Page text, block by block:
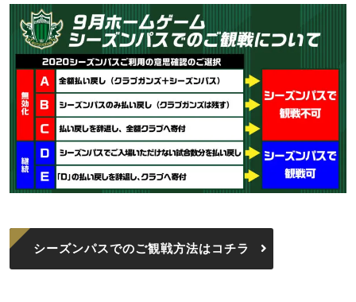
シーズンパスでのご観戦方法はコチラ